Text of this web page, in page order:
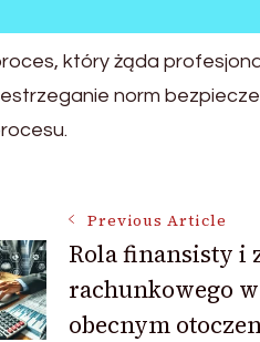
który żąda
norm
Previous Article
Rola finansisty i
rachunkowego w
obecnym